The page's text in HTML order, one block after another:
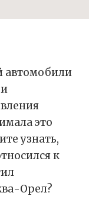
автомобили
это
узнать,
к
Орел?